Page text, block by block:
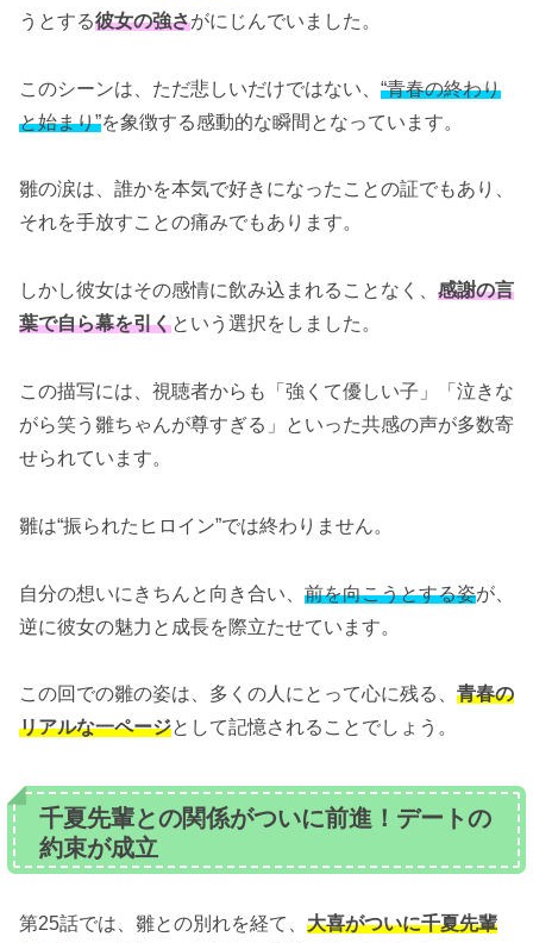
うとする彼女の強さがにじんでいました。
このシーンは、ただ悲しいだけではない、 “青春の終わり
と始まり”を象徴する感動的な瞬間となっています。
雛の涙は、誰かを本気で好きになったことの証でもあり、
それを手放すことの痛みでもあります。
しかし彼女はその感情に飲み込まれることなく、 感謝の言
葉で自ら幕を引くという選択をしました。
この描写には、視聴者からも「強くて優しい子」「泣きな
がら笑う雛ちゃんが尊すぎる」といった共感の声が多数寄
せられています。
雛は“振られたヒロイン”では終わりません。
自分の想いにきちんと向き合い、 前を向こうとする姿が、
逆に彼女の魅力と成長を際立たせています。
この回での雛の姿は、多くの人にとって心に残る、 青春の
リアルな一ページとして記憶されることでしょう。
千夏先輩との関係がついに前進！デートの
約束が成立
第25話では、雛との別れを経て、 大喜がついに千夏先輩